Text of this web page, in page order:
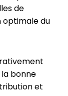
de
optimale du
bonne
et